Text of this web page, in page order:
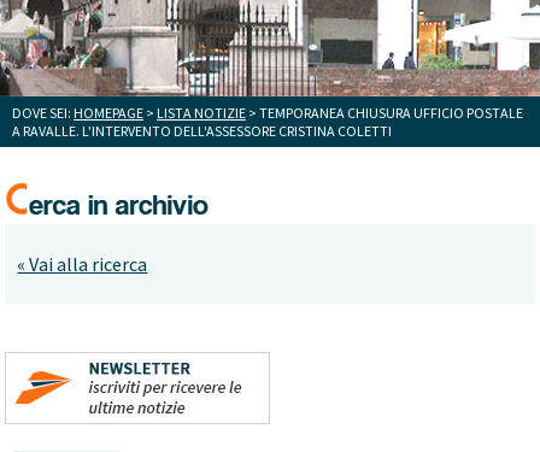
DOVE SEI: HOMEPAGE > LISTA NOTIZIE > TEMPORANEA CHIUSURA UFFICIO POSTALE
A RAVALLE. L'INTERVENTO DELL'ASSESSORE CRISTINA COLETTI
« Vai alla ricerca